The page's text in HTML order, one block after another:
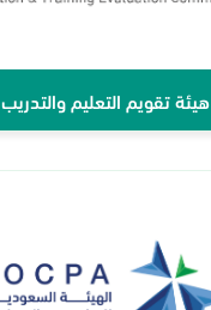
هيئة تقويم التعليم والتدريب